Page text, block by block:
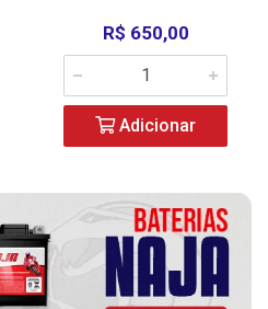
R$ 650,00
Adicionar